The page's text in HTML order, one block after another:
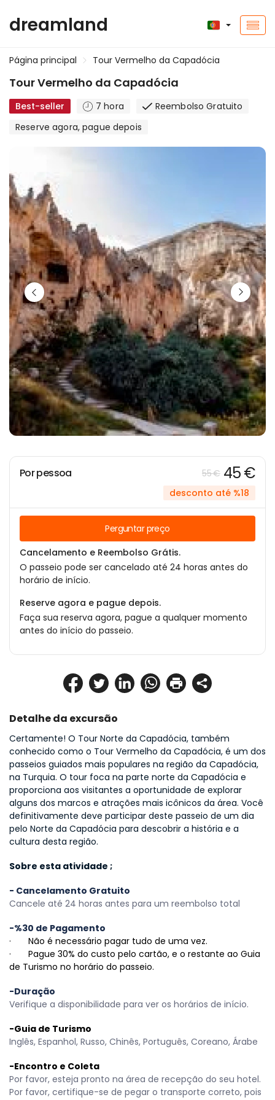
dreamland
Página principal Tour Vermelho da Capadócia
Tour Vermelho da Capadócia
Best-seller 7 hora
Reembolso Gratuito
Reserve agora, pague depois
Detalhe da excursão
Certamente! O Tour Norte da Capadócia, também
conhecido como o Tour Vermelho da Capadócia, é um dos
passeios guiados mais populares na região da Capadócia,
na Turquia. O tour foca na parte norte da Capadócia e
proporciona aos visitantes a oportunidade de explorar
alguns dos marcos e atrações mais icônicos da área. Você
definitivamente deve participar deste passeio de um dia
pelo Norte da Capadócia para descobrir a história e a
cultura desta região.
Sobre esta atividade ;
- Cancelamento Gratuito
Cancele até 24 horas antes para um reembolso total
-%30 de Pagamento
·       Não é necessário pagar tudo de uma vez.
·       Pague 30% do custo pelo cartão, e o restante ao Guia
de Turismo no horário do passeio.
-Duração
Verifique a disponibilidade para ver os horários de início.
-Guia de Turismo
Inglês, Espanhol, Russo, Chinês, Português, Coreano, Árabe
-Encontro e Coleta
Por favor, esteja pronto na área de recepção do seu hotel.
Por favor, certifique-se de pegar o transporte correto, pois
Por pessoa 55 € 45 €
desconto até %18
Perguntar preço
Cancelamento e Reembolso Grátis.
O passeio pode ser cancelado até 24 horas antes do
horário de início.
Reserve agora e pague depois.
Faça sua reserva agora, pague a qualquer momento
antes do início do passeio.